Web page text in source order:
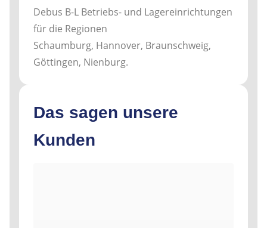
Debus B-L Betriebs- und Lagereinrichtungen
für die Regionen
Schaumburg, Hannover, Braunschweig,
Göttingen, Nienburg.
Das sagen unsere
Kunden